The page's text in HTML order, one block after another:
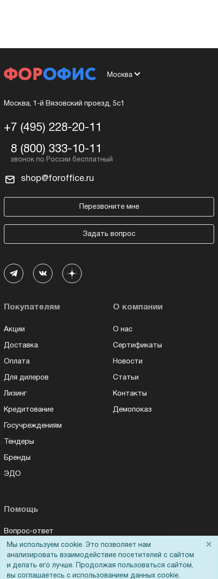
Москва
Москва, 1-й Вязовский проезд, 5с1
+7 (495) 228-20-11
8 (800) 333-10-11
shop@foroffice.ru
Перезвоните мне
Задать вопрос
Покупателям
Акции
Доставка
Оплата
Для дилеров
Лизинг
Кредитование
Госучреждениям
Тендеры
Бренды
ЭДО
О компании
О нас
Сертификаты
Новости
Статьи
Контакты
Демопоказ
Помощь
Вопрос-ответ
Реквизиты
Гарантии и возврат
Мы используем cookie. Это позволяет нам
анализировать взаимодействие посетителей с сайтом
и делать его лучше. Продолжая пользоваться сайтом,
вы соглашаетесь с использованием данных cookie.
×
Для Вас доступно эксклюзивное приложение при
заказе этого товара